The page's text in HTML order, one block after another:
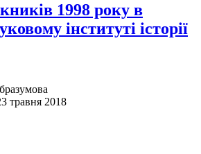
1998 року в
інституті історії
травня 2018